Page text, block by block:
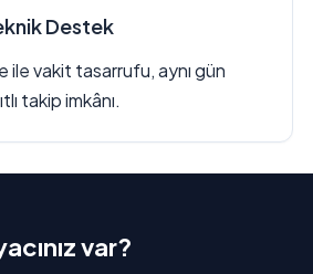
Destek
ile vakit tasarrufu, aynı gün
takip imkânı.
var?